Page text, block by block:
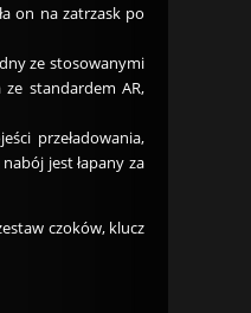
on na zatrzask po
ze stosowanymi
standardem AR,
przeładowania,
jest łapany za
czoków, klucz